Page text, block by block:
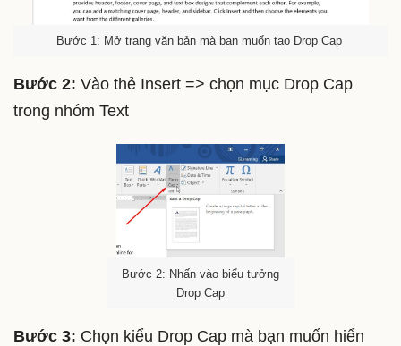
Bước 1: Mở trang văn bản mà bạn muốn tạo Drop Cap
Bước 2: Vào thẻ Insert => chọn mục Drop Cap
trong nhóm Text
Bước 2: Nhấn vào biểu tưởng
Drop Cap
Bước 3: Chọn kiểu Drop Cap mà bạn muốn hiển